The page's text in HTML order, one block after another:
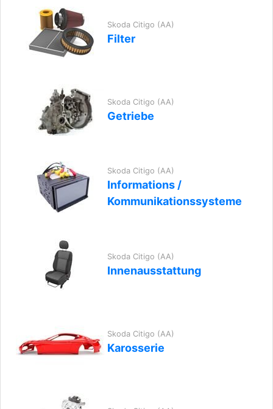
Skoda Citigo (AA)
Filter
Skoda Citigo (AA)
Getriebe
Skoda Citigo (AA)
Informations /
Kommunikationssysteme
Skoda Citigo (AA)
Innenausstattung
Skoda Citigo (AA)
Karosserie